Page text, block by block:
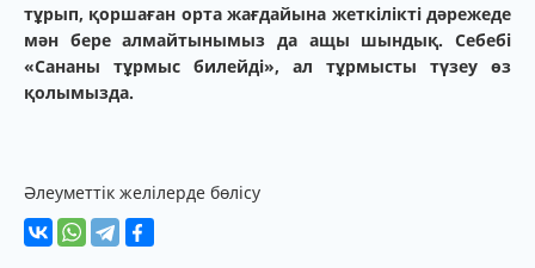
тұрып, қоршаған орта жағдайына жеткілікті дәрежеде
мән бере алмайтынымыз да ащы шындық. Себебі
«Сананы тұрмыс билейді», ал тұрмысты түзеу өз
қолымызда.
Әлеуметтік желілерде бөлісу